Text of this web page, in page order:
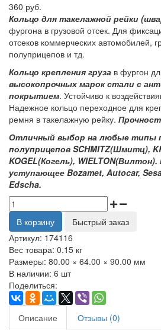
360 руб.
Кольцо для такелажной рейки
фургона в грузовой отсек. Для
отсеков коммерческих автомобилей,
полуприцепов и тд.
Кольцо крепления груза в фургон
высокопрочных марок стали с
покрытием. Устойчиво к
Надежное кольцо переходное для
ремня в такелажную рейку.
Отличный выбор на любые типы
полуприцепов SCHMITZ(Шмитц),
KOGEL(Когель),
уступающее Bozamet, Autocar,
Edscha.
В корзину
Быстрый заказ
Артикул: 174116
Вес товара: 0.15 кг
Размеры: 80.00 × 64.00 × 90.00 мм
В наличии: 6 шт
Поделиться:
Описание
Отзывы (0)